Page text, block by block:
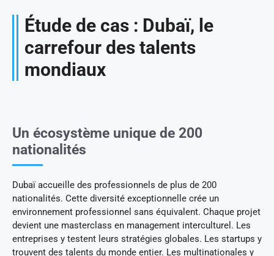
Étude de cas : Dubaï, le
carrefour des talents
mondiaux
Un écosystème unique de 200
nationalités
Dubaï accueille des professionnels de plus de 200
nationalités. Cette diversité exceptionnelle crée un
environnement professionnel sans équivalent. Chaque projet
devient une masterclass en management interculturel. Les
entreprises y testent leurs stratégies globales. Les startups y
trouvent des talents du monde entier. Les multinationales y